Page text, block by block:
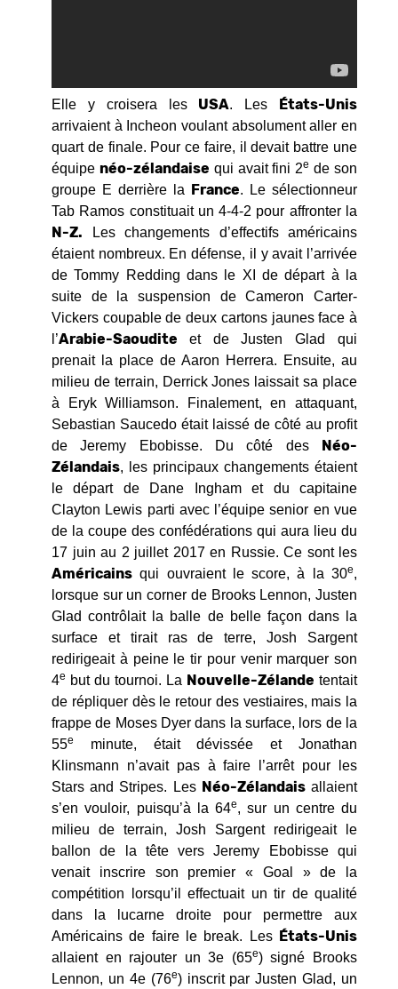
Elle y croisera les USA. Les États-Unis
arrivaient à Incheon voulant absolument aller en
quart de finale. Pour ce faire, il devait battre une
équipe néo-zélandaise qui avait fini 2e de son
groupe E derrière la
France. Le sélectionneur
Tab Ramos constituait un 4-4-2 pour affronter la
N-Z. Les changements d’effectifs américains
étaient nombreux. En défense, il y avait l’arrivée
de Tommy Redding dans le XI de départ à la
suite de la suspension de Cameron Carter-
Vickers coupable de deux cartons jaunes face à
l’Arabie-Saoudite et de Justen Glad qui
prenait la place de Aaron Herrera. Ensuite, au
milieu de terrain, Derrick Jones laissait sa place
à Eryk Williamson. Finalement, en attaquant,
Sebastian Saucedo était laissé de côté au profit
de Jeremy Ebobisse. Du côté des
Néo-
Zélandais, les principaux changements étaient
le départ de Dane Ingham et du capitaine
Clayton Lewis parti avec l’équipe senior en vue
de la coupe des confédérations qui aura lieu du
17 juin au 2 juillet 2017 en Russie. Ce sont les
Américains qui ouvraient le score, à la 30e,
lorsque sur un corner de Brooks Lennon, Justen
Glad contrôlait la balle de belle façon dans la
surface et tirait ras de terre, Josh Sargent
redirigeait à peine le tir pour venir marquer son
4e but du tournoi. La Nouvelle-Zélande tentait
de répliquer dès le retour des vestiaires, mais la
frappe de Moses Dyer dans la surface, lors de la
55e
minute, était dévissée et Jonathan
Klinsmann n’avait pas à faire l’arrêt pour les
Stars and Stripes. Les Néo-Zélandaisallaient
s’en vouloir, puisqu’à la 64e, sur un centre du
milieu de terrain, Josh Sargent redirigeait le
ballon de la tête vers Jeremy Ebobisse qui
venait inscrire son premier « Goal » de la
compétition lorsqu’il effectuait un tir de qualité
dans la lucarne droite pour permettre aux
Américains de faire le break. Les
États-Unis
allaient en rajouter un 3e (65e) signé Brooks
Lennon, un 4e (76e) inscrit par Justen Glad, un